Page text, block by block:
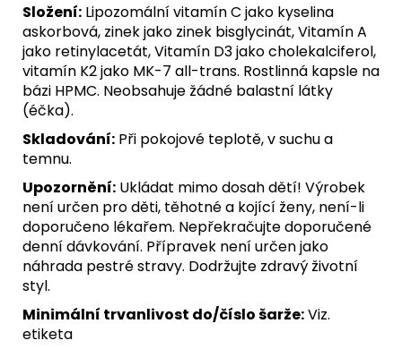
Složení: Lipozomální vitamín C jako kyselina
askorbová, zinek jako zinek bisglycinát, Vitamín A
jako retinylacetát, Vitamín D3 jako cholekalciferol,
vitamín K2 jako MK-7 all-trans. Rostlinná kapsle na
bázi HPMC. Neobsahuje žádné balastní látky
(éčka).
Skladování: Při pokojové teplotě, v suchu a
temnu.
Upozornění: Ukládat mimo dosah dětí! Výrobek
není určen pro děti, těhotné a kojící ženy, není-li
doporučeno lékařem. Nepřekračujte doporučené
denní dávkování. Přípravek není určen jako
náhrada pestré stravy. Dodržujte zdravý životní
styl.
Minimální trvanlivost do/číslo šarže:Viz.
etiketa